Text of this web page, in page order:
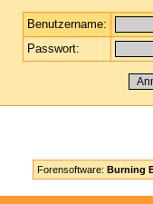
Benutzername:
Passwort:
Forensoftware: Burning